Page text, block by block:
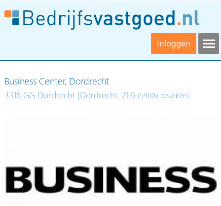
Inloggen
Business Center, Dordrecht
3316 GG Dordrecht (Dordrecht, ZH) (5900x bekeken)